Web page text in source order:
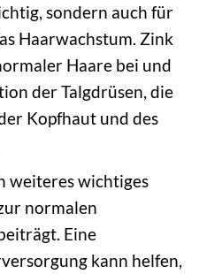
sondern auch für
Haarwachstum. Zink
Haare bei und
der Talgdrüsen, die
Kopfhaut und des
weiteres wichtiges
normalen
Eine
kann helfen,